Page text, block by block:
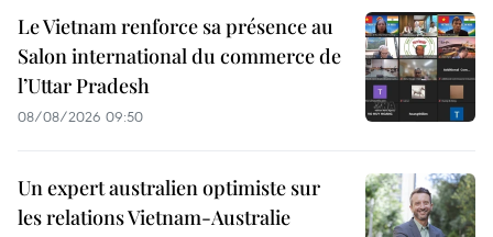
Le Vietnam renforce sa présence au
Salon international du commerce de
l’Uttar Pradesh
08/08/2026 09:50
Un expert australien optimiste sur
les relations Vietnam-Australie